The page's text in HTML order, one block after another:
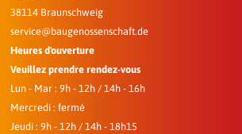
38114 Braunschweig
service@baugenossenschaft.de
Heures d'ouverture
Veuillez prendre rendez-vous
Lun - Mar : 9h - 12h / 14h - 16h
Mercredi : fermé
Jeudi : 9h - 12h / 14h - 18h15